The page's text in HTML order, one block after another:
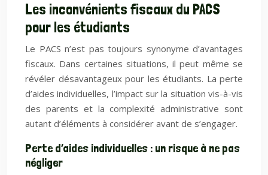
Les inconvénients fiscaux du PACS
pour les étudiants
Le PACS n’est pas toujours synonyme d’avantages
fiscaux. Dans certaines situations, il peut même se
révéler désavantageux pour les étudiants. La perte
d’aides individuelles, l’impact sur la situation vis-à-vis
des parents et la complexité administrative sont
autant d’éléments à considérer avant de s’engager.
Perte d’aides individuelles : un risque à ne pas
négliger